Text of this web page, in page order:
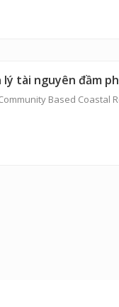
tài nguyên đầm
Based Coastal